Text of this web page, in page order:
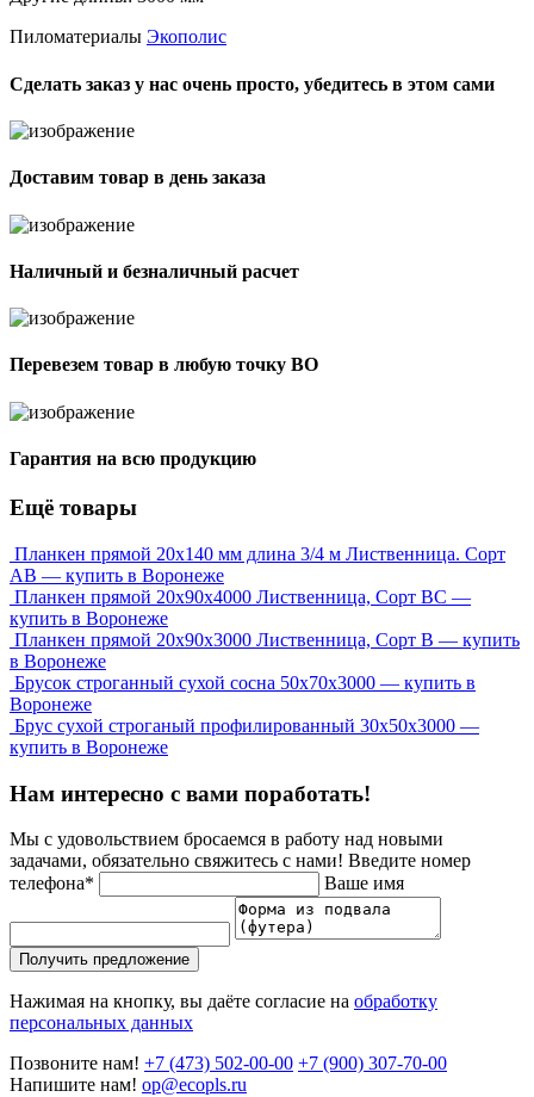
Пиломатериалы Экополис
Сделать заказ у нас очень просто, убедитесь в этом сами
Доставим товар в день заказа
Наличный и безналичный расчет
Перевезем товар в любую точку ВО
Гарантия на всю продукцию
Ещё товары
Планкен прямой 20х140 мм длина 3/4 м Лиственница. Сорт
АВ — купить в Воронеже
Планкен прямой 20х90х4000 Лиственница, Сорт ВС —
купить в Воронеже
Планкен прямой 20х90х3000 Лиственница, Сорт В — купить
в Воронеже
Брусок строганный сухой сосна 50x70x3000 — купить в
Воронеже
Брус сухой строганый профилированный 30х50х3000 —
купить в Воронеже
Нам интересно с вами поработать!
Мы с удовольствием бросаемся в работу над новыми
задачами, обязательно свяжитесь с нами! Введите номер
телефона*
Ваше имя
Получить предложение
Нажимая на кнопку, вы даёте согласие на обработку
персональных данных
Позвоните нам! +7 (473) 502-00-00 +7 (900) 307-70-00
Напишите нам! op@ecopls.ru